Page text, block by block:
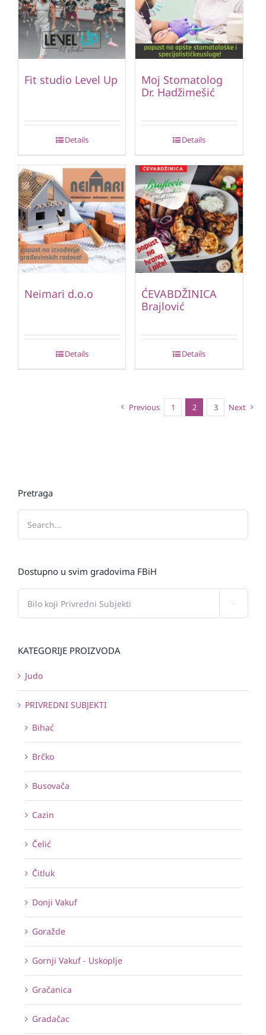
Fit studio Level Up
Details
Moj Stomatolog
Dr. Hadžimešić
Details
Neimari d.o.o
Details
ĆEVABDŽINICA
Brajlović
Details
Previous 1 2 3 Next
Pretraga
Dostupno u svim gradovima FBiH
KATEGORIJE PROIZVODA
Judo
PRIVREDNI SUBJEKTI
Bihać
Brčko
Busovača
Cazin
Čelić
Čitluk
Donji Vakuf
Goražde
Gornji Vakuf - Uskoplje
Gračanica
Gradačac